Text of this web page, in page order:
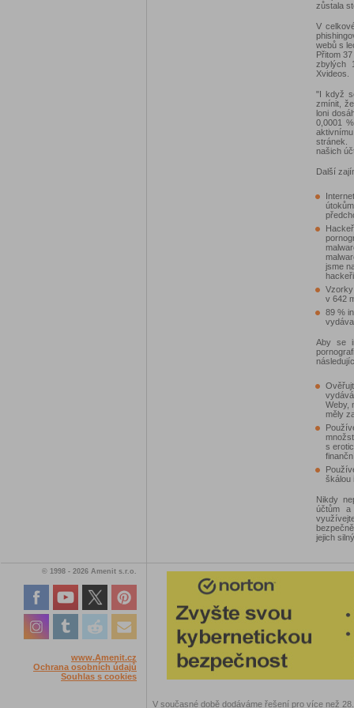
zůstala
V
webů s
Přitom
zbylých
Xvideos.
"I když
zmínit,
loni
0,0001
stránek.
našich
Další
jsme
v 642
89 %
Aby se
Weby,
měly
s
škálou
Nikdy
účtům a
jejich
© 1998 - 2026 Amenit s.r.o.
www.Amenit.cz
Ochrana osobních údajů
Souhlas s cookies
V současné době dodáváme řešení pro více než